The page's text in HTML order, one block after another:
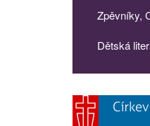
Zpěvníky,
Dětská